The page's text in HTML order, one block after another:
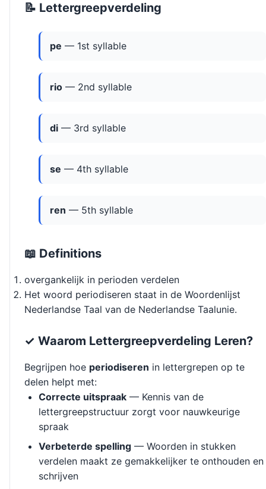
📝 Lettergreepverdeling
pe — 1st syllable
rio — 2nd syllable
di — 3rd syllable
se — 4th syllable
ren — 5th syllable
📖 Definitions
overgankelijk in perioden verdelen
Het woord periodiseren staat in de Woordenlijst
Nederlandse Taal van de Nederlandse Taalunie.
✓ Waarom Lettergreepverdeling Leren?
Begrijpen hoe periodiseren in lettergrepen op te
delen helpt met:
Correcte uitspraak — Kennis van de
lettergreepstructuur zorgt voor nauwkeurige
spraak
Verbeterde spelling — Woorden in stukken
verdelen maakt ze gemakkelijker te onthouden en
schrijven